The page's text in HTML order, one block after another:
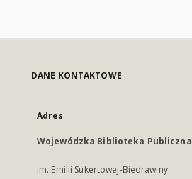
DANE KONTAKTOWE
Adres
Wojewódzka Biblioteka Publiczna
im. Emilii Sukertowej-Biedrawiny